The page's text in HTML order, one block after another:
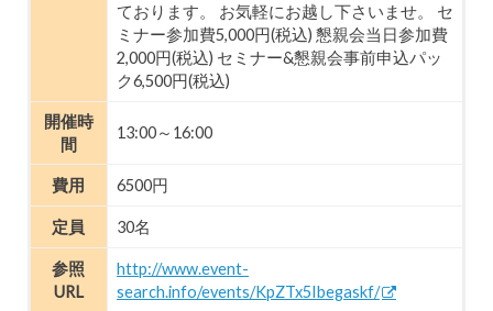
ております。 お気軽にお越し下さいませ。 セ
ミナー参加費5,000円(税込) 懇親会当日参加費
2,000円(税込) セミナー&懇親会事前申込パッ
ク6,500円(税込)
開催時
間
13:00～16:00
費用 6500円
定員 30名
参照
URL
http://www.event-
search.info/events/KpZTx5Ibegaskf/